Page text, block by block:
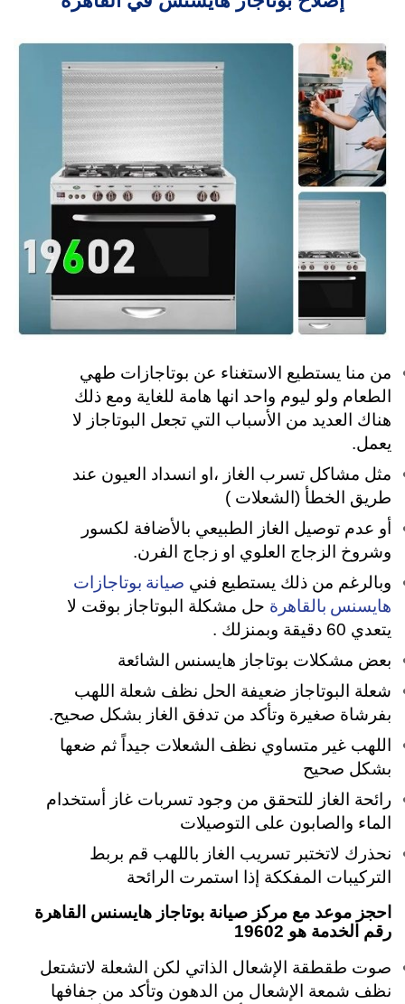
من منا يستطيع الاستغناء عن بوتاجازات طهي
الطعام ولو ليوم واحد انها هامة للغاية ومع ذلك
هناك العديد من الأسباب التي تجعل البوتاجاز لا
يعمل.
مثل مشاكل تسرب الغاز ،او انسداد العيون عند
طريق الخطأ (الشعلات )
أو عدم توصيل الغاز الطبيعي بالأضافة لكسور
وشروخ الزجاج العلوي او زجاج الفرن.
وبالرغم من ذلك يستطيع فني صيانة بوتاجازات
هايسنس بالقاهرة حل مشكلة البوتاجاز بوقت لا
يتعدي 60 دقيقة وبمنزلك .
بعض مشكلات بوتاجاز هايسنس الشائعة
شعلة البوتاجاز ضعيفة الحل نظف شعلة اللهب
بفرشاة صغيرة وتأكد من تدفق الغاز بشكل صحيح.
اللهب غير متساوي نظف الشعلات جيداً ثم ضعها
بشكل صحيح
رائحة الغاز للتحقق من وجود تسربات غاز أستخدام
الماء والصابون على التوصيلات
نحذرك لاتختبر تسريب الغاز باللهب قم بربط
التركيبات المفككة إذا استمرت الرائحة
احجز موعد مع مركز صيانة بوتاجاز هايسنس القاهرة
رقم الخدمة هو 19602
صوت طقطقة الإشعال الذاتي لكن الشعلة لاتشتعل
نظف شمعة الإشعال من الدهون وتأكد من جفافها